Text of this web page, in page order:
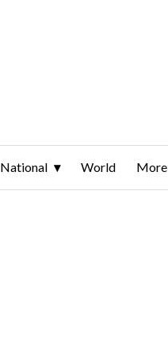
National World More